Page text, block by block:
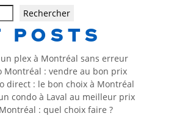
Rechercher
POSTS
plex à Montréal sans erreur
Montréal : vendre au bon prix
direct : le bon choix à Montréal
condo à Laval au meilleur prix
: quel choix faire ?